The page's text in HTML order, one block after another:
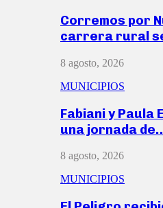
Corremos por
carrera rural
8 agosto, 2026
MUNICIPIOS
Fabiani y Paula
una jornada
8 agosto, 2026
MUNICIPIOS